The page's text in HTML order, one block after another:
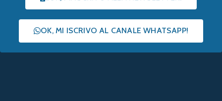
OK, MI ISCRIVO AL CANALE WHATSAPP!